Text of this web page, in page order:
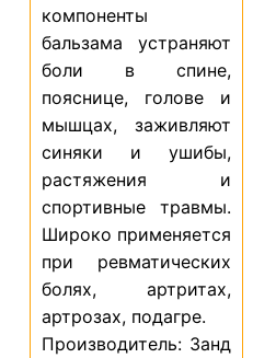
компоненты
бальзама устраняют
боли в спине,
пояснице, голове и
мышцах, заживляют
синяки и ушибы,
растяжения и
спортивные травмы.
Широко применяется
при ревматических
болях, артритах,
артрозах, подагре.
Производитель: Занд